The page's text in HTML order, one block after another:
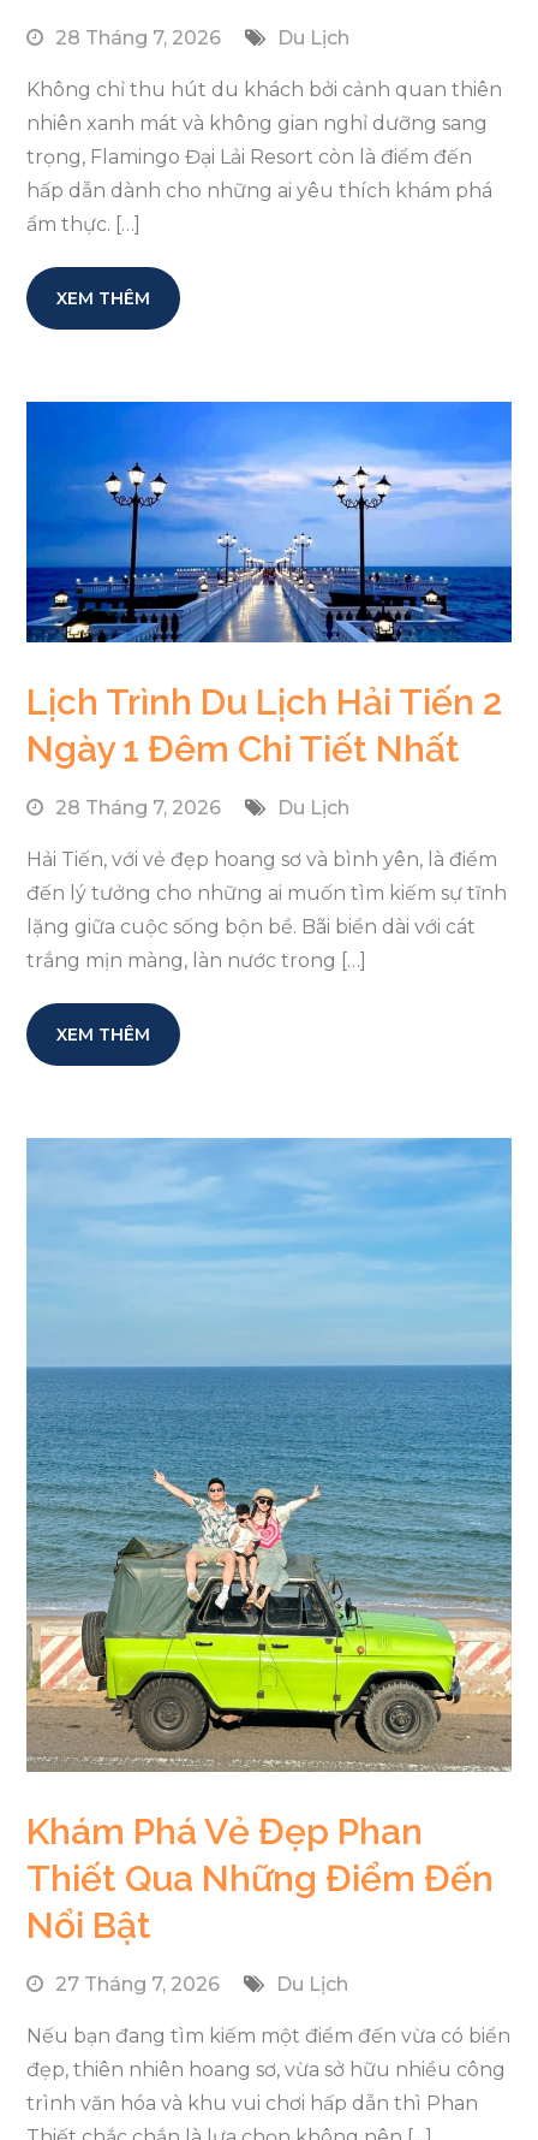
28 Tháng 7, 2026 Du Lịch
Không chỉ thu hút du khách bởi cảnh quan thiên
nhiên xanh mát và không gian nghỉ dưỡng sang
trọng, Flamingo Đại Lải Resort còn là điểm đến
hấp dẫn dành cho những ai yêu thích khám phá
ẩm thực. […]
XEM THÊM
Lịch Trình Du Lịch Hải Tiến 2
Ngày 1 Đêm Chi Tiết Nhất
28 Tháng 7, 2026 Du Lịch
Hải Tiến, với vẻ đẹp hoang sơ và bình yên, là điểm
đến lý tưởng cho những ai muốn tìm kiếm sự tĩnh
lặng giữa cuộc sống bộn bề. Bãi biển dài với cát
trắng mịn màng, làn nước trong […]
XEM THÊM
Khám Phá Vẻ Đẹp Phan
Thiết Qua Những Điểm Đến
Nổi Bật
27 Tháng 7, 2026 Du Lịch
Nếu bạn đang tìm kiếm một điểm đến vừa có biển
đẹp, thiên nhiên hoang sơ, vừa sở hữu nhiều công
trình văn hóa và khu vui chơi hấp dẫn thì Phan